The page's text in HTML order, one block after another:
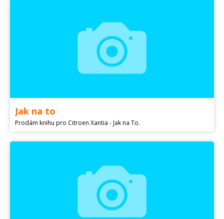
Jak na to
Prodám knihu pro Citroen Xantia - Jak na To.